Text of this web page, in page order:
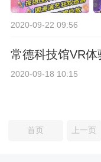
2020-09-22 09:56
常德科技馆VR体
2020-09-18 10:15
首页 上一页